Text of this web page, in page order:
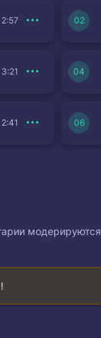
2:57
3:21
2:41
модерируются